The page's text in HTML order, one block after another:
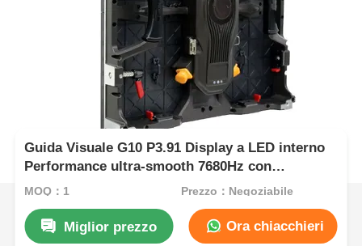
Guida Visuale G10 P3.91 Display a LED interno
Performance ultra-smooth 7680Hz con
installazione rapida
MOQ：1 Prezzo：Negoziabile
Miglior prezzo Ora chiacchieri